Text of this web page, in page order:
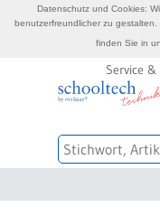
Service
Datenschutz und Cookies:
benutzerfreundlicher zu
finden Sie in